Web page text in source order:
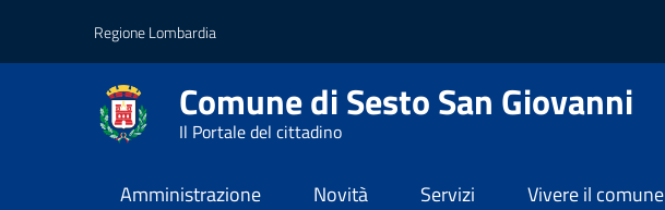
Vai al contenuto principale
Vai al footerRegione Lombardia
Comune di Sesto San Giovanni
Il Portale del cittadino
Amministrazione Novità Servizi Vivere il comune